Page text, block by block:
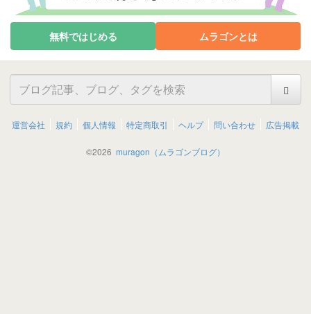
無料ではじめる ムラゴンとは
運営会社 規約 個人情報 特定商取引 ヘルプ 問い合わせ 広告掲載
©2026 muragon（ムラゴンブログ）